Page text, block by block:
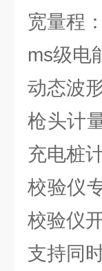
宽量程
ms级电
动态波
枪头计
充电桩
校验仪
校验仪
支持同